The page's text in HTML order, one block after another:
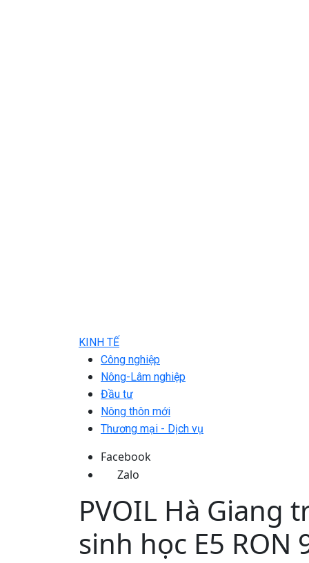
KINH TẾ
Công nghiệp
Nông-Lâm nghiệp
Đầu tư
Nông thôn mới
Thương mại - Dịch vụ
Facebook
Zalo
PVOIL Hà Giang
sinh học E5 RON